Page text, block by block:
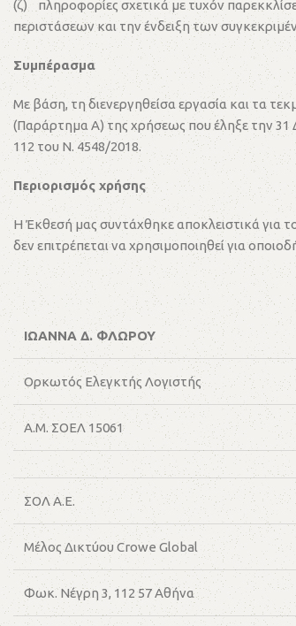
(ζ) πληροφορίες σχετικά με τυχόν
περιστάσεων και την ένδειξη των
Συμπέρασμα
Με βάση, τη διενεργηθείσα εργασία και τα
(Παράρτημα Α) της χρήσεως που έληξε την 31
112 του Ν. 4548/2018.
Περιορισμός χρήσης
Η Έκθεσή μας συντάχθηκε αποκλειστικά για
δεν επιτρέπεται να χρησιμοποιηθεί για
ΙΩΑΝΝΑ Δ. ΦΛΩΡΟΥ
Ορκωτός Ελεγκτής Λογιστής
Α.Μ. ΣΟΕΛ 15061
ΣΟΛ Α.Ε.
Μέλος Δικτύου Crowe Global
Φωκ. Νέγρη 3, 112 57 Αθήνα